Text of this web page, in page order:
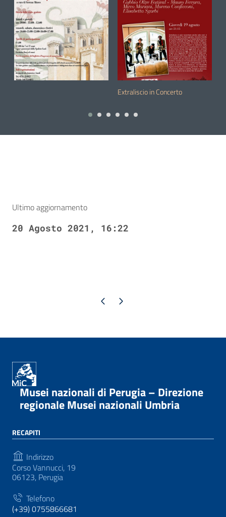
20 August 2021
Extraliscio in Concerto
Ultimo aggiornamento
20 Agosto 2021, 16:22
Pagina precedente
Pagina successiva
Musei nazionali di Perugia – Direzione
regionale Musei nazionali Umbria
RECAPITI
Indirizzo
Corso Vannucci, 19
06123, Perugia
Telefono
(+39) 0755866681